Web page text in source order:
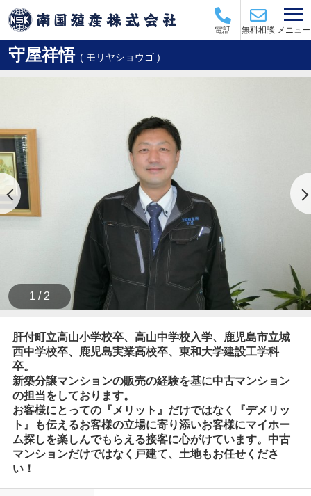
電話 無料相談 メニュー
守屋祥悟 ( モリヤショウゴ )
1 / 2
肝付町立高山小学校卒、高山中学校入学、鹿児島市立城
西中学校卒、鹿児島実業高校卒、東和大学建設工学科
卒。
新築分譲マンションの販売の経験を基に中古マンション
の担当をしております。
お客様にとっての『メリット』だけではなく『デメリッ
ト』も伝えるお客様の立場に寄り添いお客様にマイホー
ム探しを楽しんでもらえる接客に心がけています。中古
マンションだけではなく戸建て、土地もお任せくださ
い！